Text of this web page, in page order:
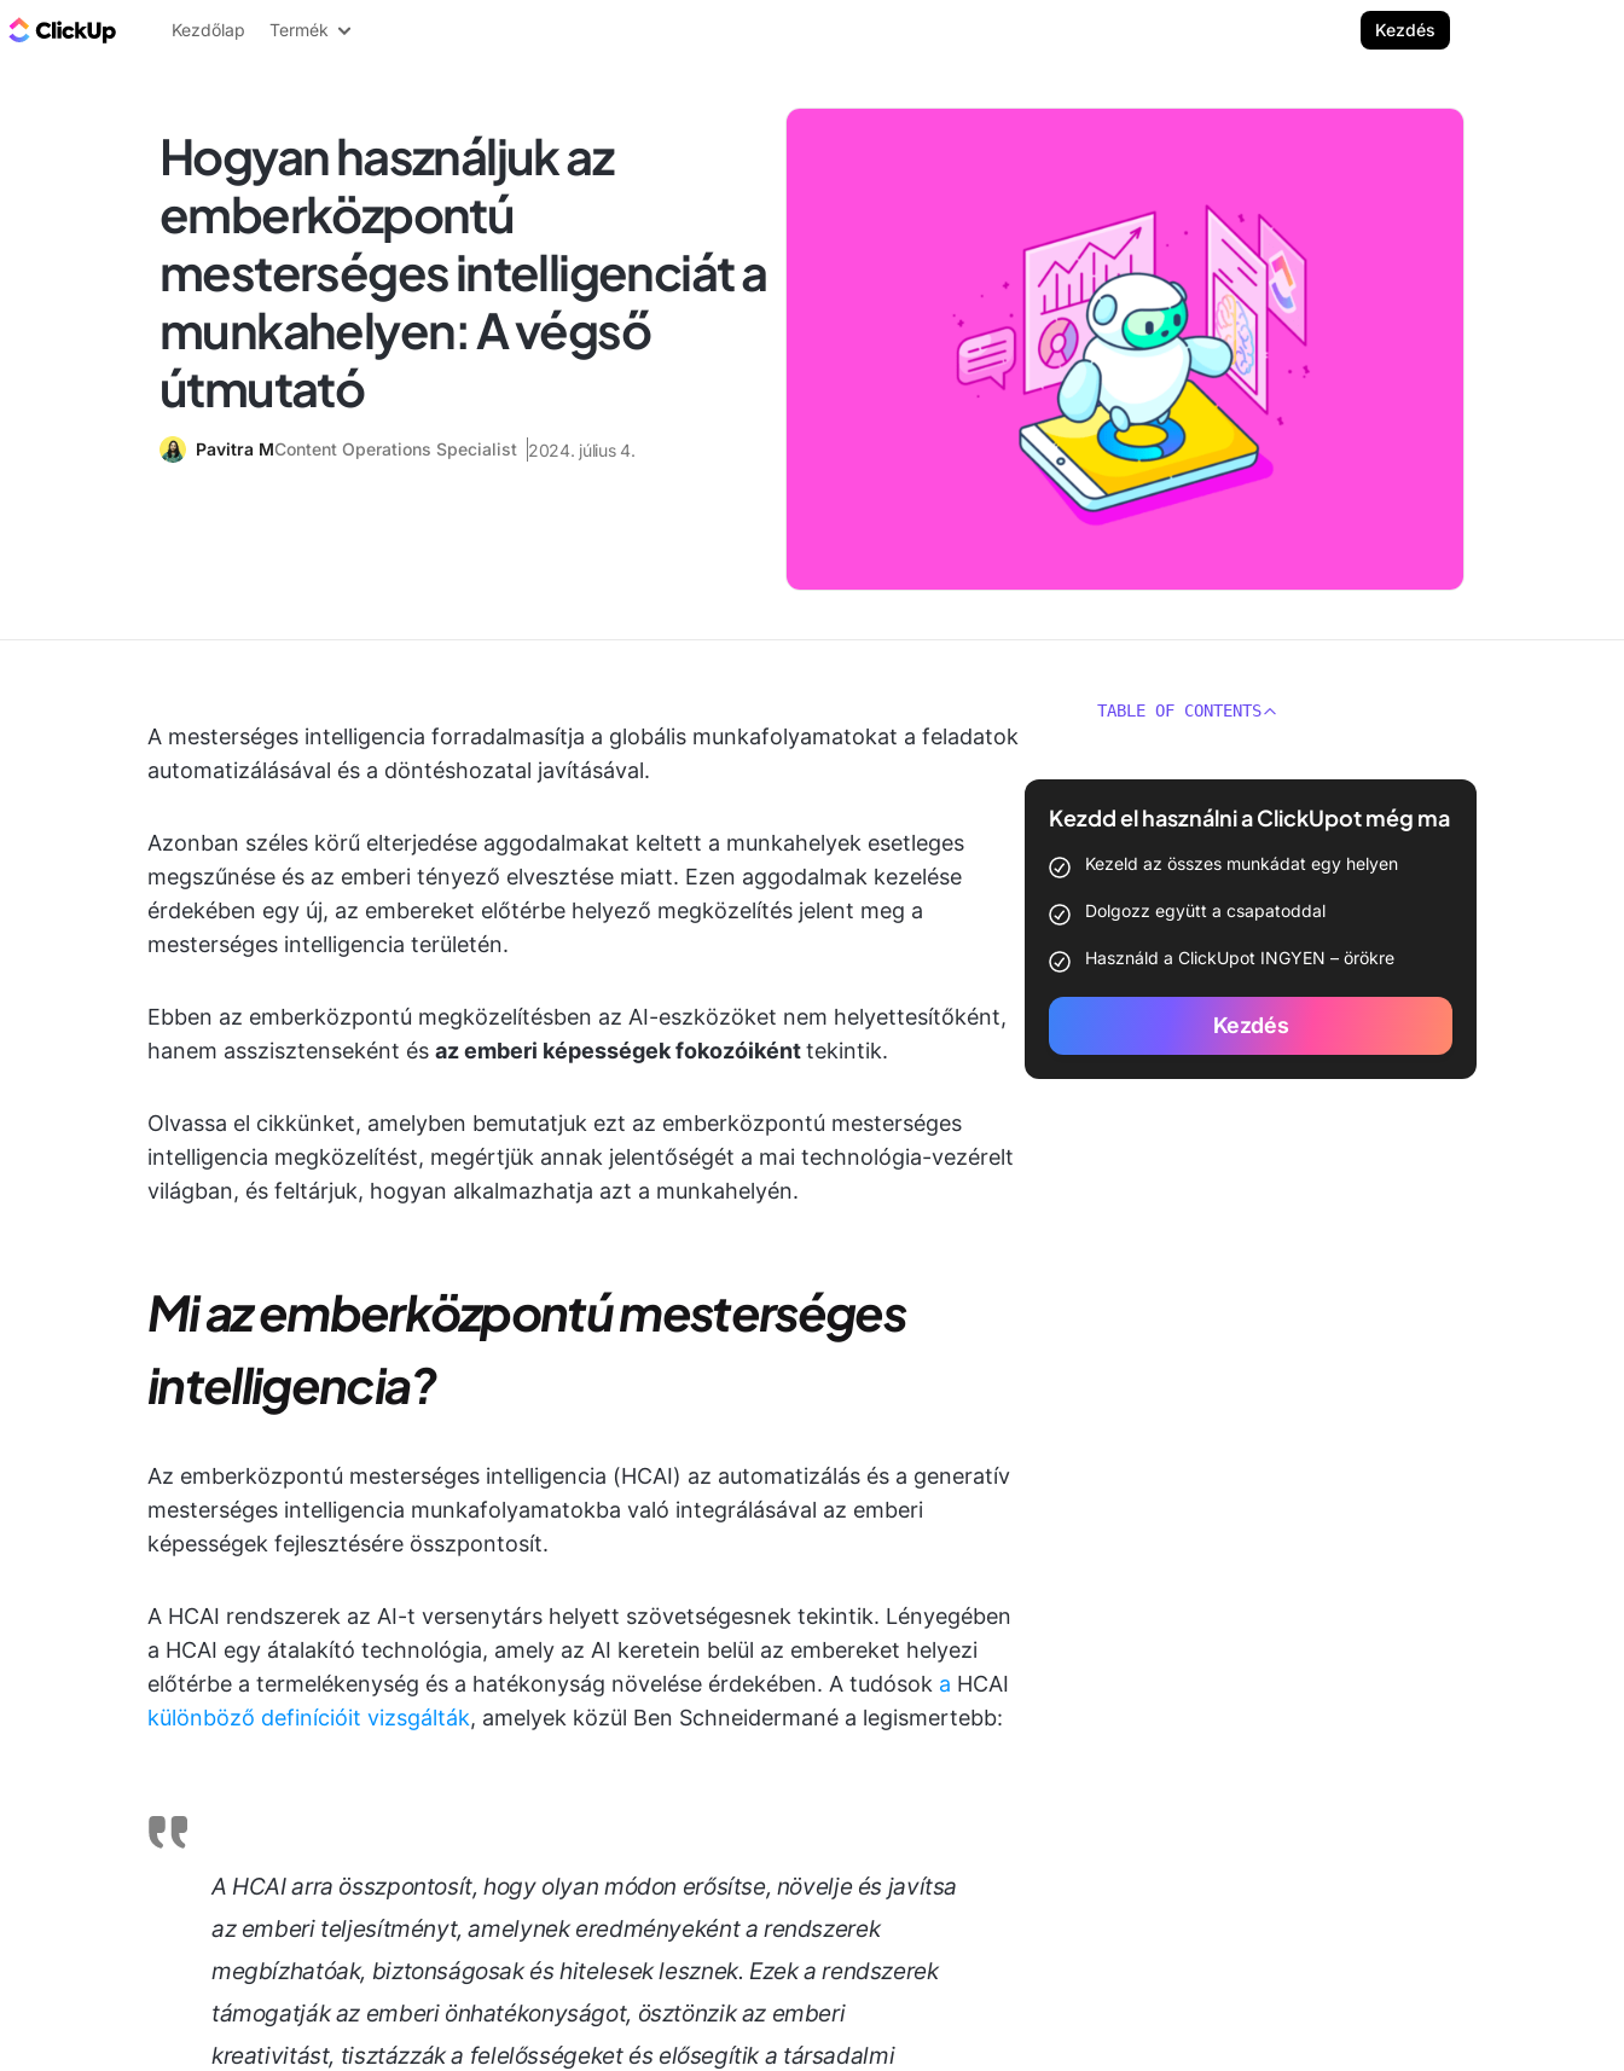
ClickUp blog
Kezdőlap Termék Kezdés
Hogyan használjuk az
emberközpontú
mesterséges intelligenciát a
munkahelyen: A végső
útmutató
Pavitra MContent Operations Specialist 2024. július 4.
A mesterséges intelligencia forradalmasítja a globális munkafolyamatokat a feladatok
automatizálásával és a döntéshozatal javításával.
Azonban széles körű elterjedése aggodalmakat keltett a munkahelyek esetleges
megszűnése és az emberi tényező elvesztése miatt. Ezen aggodalmak kezelése
érdekében egy új, az embereket előtérbe helyező megközelítés jelent meg a
mesterséges intelligencia területén.
Ebben az emberközpontú megközelítésben az AI-eszközöket nem helyettesítőként,
hanem asszisztenseként és az emberi képességek fokozóikénttekintik.
Olvassa el cikkünket, amelyben bemutatjuk ezt az emberközpontú mesterséges
intelligencia megközelítést, megértjük annak jelentőségét a mai technológia-vezérelt
világban, és feltárjuk, hogyan alkalmazhatja azt a munkahelyén.
Mi az emberközpontú mesterséges
intelligencia?
Az emberközpontú mesterséges intelligencia (HCAI) az automatizálás és a generatív
mesterséges intelligencia munkafolyamatokba való integrálásával az emberi
képességek fejlesztésére összpontosít.
A HCAI rendszerek az AI-t versenytárs helyett szövetségesnek tekintik. Lényegében
a HCAI egy átalakító technológia, amely az AI keretein belül az embereket helyezi
előtérbe a termelékenység és a hatékonyság növelése érdekében. A tudósok a HCAI
különböző definícióit vizsgálták, amelyek közül Ben Schneidermané a legismertebb:
A HCAI arra összpontosít, hogy olyan módon erősítse, növelje és javítsa
az emberi teljesítményt, amelynek eredményeként a rendszerek
megbízhatóak, biztonságosak és hitelesek lesznek. Ezek a rendszerek
támogatják az emberi önhatékonyságot, ösztönzik az emberi
kreativitást, tisztázzák a felelősségeket és elősegítik a társadalmi
TABLE OF CONTENTS
Kezdd el használni a ClickUpot még ma
Kezeld az összes munkádat egy helyen
Dolgozz együtt a csapatoddal
Használd a ClickUpot INGYEN – örökre
Kezdés